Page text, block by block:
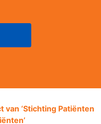
van ‘Stichting Patiënten